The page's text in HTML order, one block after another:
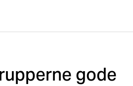
gode